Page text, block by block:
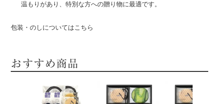
温もりがあり、特別な方への贈り物に最適です。
包装・のしについてはこちら
おすすめ商品